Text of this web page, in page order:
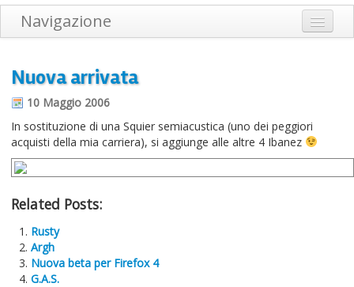
Navigazione
Informazioni sul blog
Contatti
Varie
Cookie
Nuova arrivata
10 Maggio 2006
In sostituzione di una Squier semiacustica (uno dei peggiori
acquisti della mia carriera), si aggiunge alle altre 4 Ibanez
Related Posts:
Rusty
Argh
Nuova beta per Firefox 4
G.A.S.